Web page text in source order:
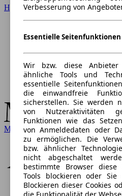
Hyundai
Mercedes-Benz
Verbesserung von
Essentielle Seitenfunktionen
Wir bzw. diese
ähnliche Tools und
essentielle
die einwandfreie
sicherstellen. Sie werden
von Nutzeraktivitäten
Funktionen wie das
von Anmeldedaten oder
zu ermöglichen. Die
bzw. ähnlicher
nicht abgeschaltet
bestimmte Browser
Tools blockieren oder Sie
Blockieren dieser Cookies